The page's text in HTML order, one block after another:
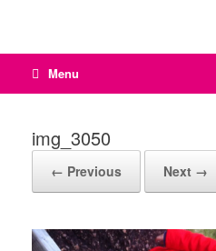
Menu
img_3050
← Previous Next →